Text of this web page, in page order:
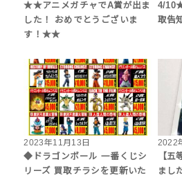
★★アニメガチャでA賞が出ま
した！ おめでとうございま
す！★★
4/
取告
2023年11月13日
◆ドラゴンボール 一番くじシ
リーズ 買取チラシを更新いた
2022
【五
まし